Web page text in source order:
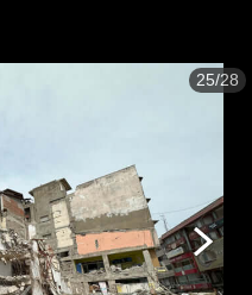
25/28